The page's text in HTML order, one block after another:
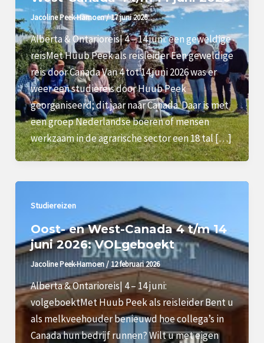
Jacoline Peek-Hamoen/17 juni 2026
Alberta & Ontarioreis| 4 – 14 juni: een geweldige
reisMet Huub Peek als reisleider Een geweldige
reis door Canada Van 4 tot 14 juni 2026 was er
weer een studiereis door Huub Peek
georganiseerd; dit jaar naar Canada. Daar is met
een groep Nederlandse boeren of mensen
werkzaam in de agrarische sector een 18 tal […]
Studiereizen
Oost- en West-Canada 4 t/m 14
juni 2026: VOLgeboekt
Jacoline Peek-Hamoen/ 12 februari 2026
Alberta & Ontarioreis| 4 – 14 juni:
volgeboektMet Huub Peek als reisleider Bent u
als melkveehouder benieuwd hoe collega’s in
Canada hun bedrijf runnen? Wilt u met eigen